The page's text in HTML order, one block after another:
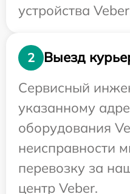
устройства
2
Выезд
Сервисный
указанному
оборудования
неисправности
перевозку за
центр Veber.